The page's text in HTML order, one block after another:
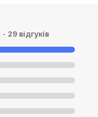
- 29 відгуків